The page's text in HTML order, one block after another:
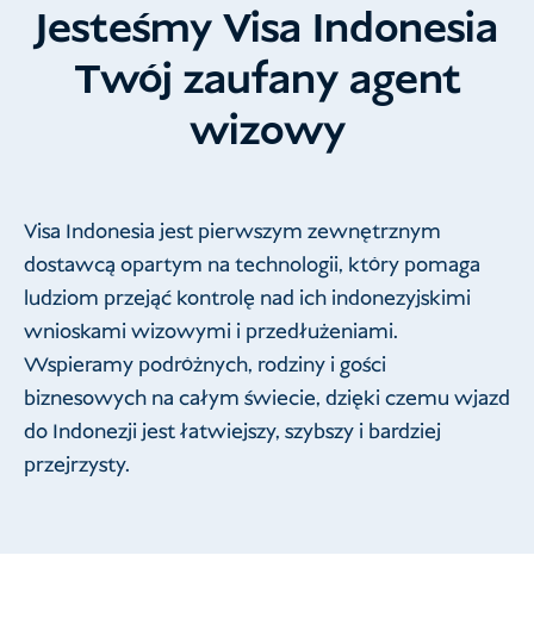
Jesteśmy Visa Indonesia
Twój zaufany agent
wizowy
Visa Indonesia jest pierwszym zewnętrznym
dostawcą opartym na technologii, który pomaga
ludziom przejąć kontrolę nad ich indonezyjskimi
wnioskami wizowymi i przedłużeniami.
Wspieramy podróżnych, rodziny i gości
biznesowych na całym świecie, dzięki czemu wjazd
do Indonezji jest łatwiejszy, szybszy i bardziej
przejrzysty.